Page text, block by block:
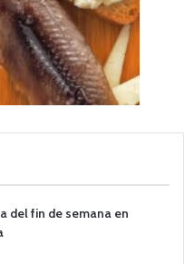
del fin de semana en